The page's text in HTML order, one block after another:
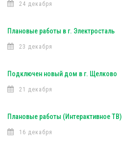
24 декабря
Плановые работы в г. Электросталь
23 декабря
Подключен новый дом в г. Щелково
21 декабря
Плановые работы (Интерактивное ТВ)
16 декабря